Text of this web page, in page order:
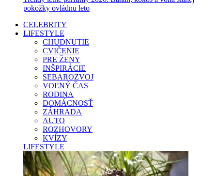
pokožky ovládnu leto
CELEBRITY
LIFESTYLE
CHUDNUTIE
CVIČENIE
PRE ŽENY
INŠPIRÁCIE
SEBAROZVOJ
VOĽNÝ ČAS
RODINA
DOMÁCNOSŤ
ZÁHRADA
AUTO
ROZHOVORY
KVÍZY
LIFESTYLE